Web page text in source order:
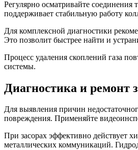
Регулярно осматривайте
поддерживает стабильную работу
Для комплексной диагностики
Это позволит быстрее найти и
Процесс удаления скоплений газа
системы.
Диагностика и ремонт
Для выявления причин
повреждения. Применяйте
При засорах эффективно действует
металлических коммуникаций.